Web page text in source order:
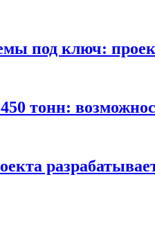
под ключ:
тонн: